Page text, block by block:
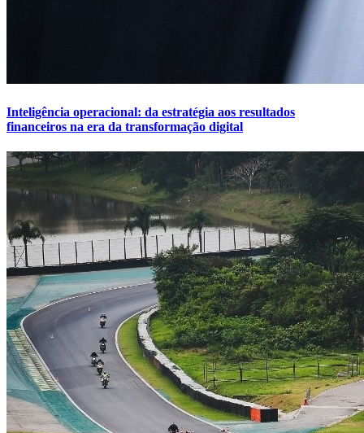
Inteligência operacional: da estratégia aos resultados
financeiros na era da transformação digital